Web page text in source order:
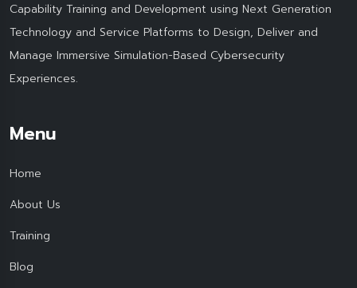
Capability Training and Development using Next Generation
Technology and Service Platforms to Design, Deliver and
Manage Immersive Simulation-Based Cybersecurity
Experiences.
Menu
Home
About Us
Training
Blog